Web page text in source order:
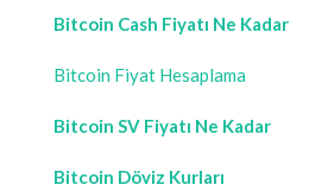
Bitcoin Cash Fiyatı Ne Kadar
Bitcoin Fiyat Hesaplama
Bitcoin SV Fiyatı Ne Kadar
Bitcoin Döviz Kurları